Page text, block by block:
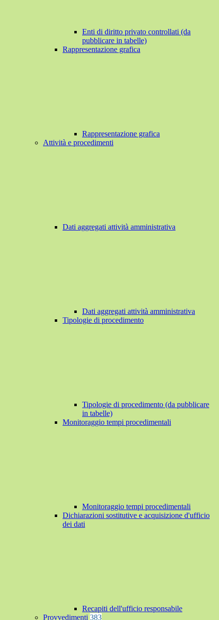
Enti di diritto privato controllati (da
pubblicare in tabelle)
Rappresentazione grafica
Rappresentazione grafica
Attività e procedimenti
Dati aggregati attività amministrativa
Dati aggregati attività amministrativa
Tipologie di procedimento
Tipologie di procedimento (da pubblicare
in tabelle)
Monitoraggio tempi procedimentali
Monitoraggio tempi procedimentali
Dichiarazioni sostitutive e acquisizione d'ufficio
dei dati
Recapiti dell'ufficio responsabile
Provvedimenti 383